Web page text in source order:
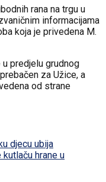
rana na trgu u
informacijama
koja je privedena M.
predjelu grudnog
za Užice, a
od strane